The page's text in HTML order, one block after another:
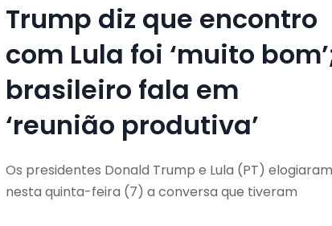
Trump diz que encontro
com Lula foi ‘muito
brasileiro fala em
‘reunião produtiva’
Os presidentes Donald Trump e Lula (PT) elogiaram
nesta quinta-feira (7) a conversa que tiveram